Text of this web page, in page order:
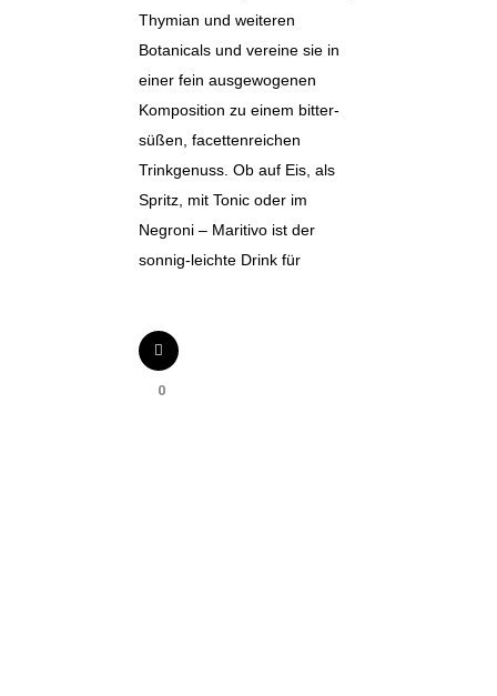
Thymian und weiteren
Botanicals und vereine sie in
einer fein ausgewogenen
Komposition zu einem bitter-
süßen, facettenreichen
Trinkgenuss. Ob auf Eis, als
Spritz, mit Tonic oder im
Negroni – Maritivo ist der
sonnig-leichte Drink für
0